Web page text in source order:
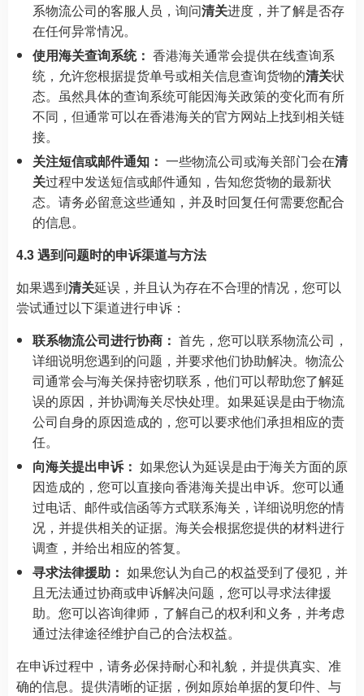
系物流公司的客服人员，询问清关进度，并了解是否存
在任何异常情况。
使用海关查询系统： 香港海关通常会提供在线查询系
统，允许您根据提货单号或相关信息查询货物的清关状
态。虽然具体的查询系统可能因海关政策的变化而有所
不同，但通常可以在香港海关的官方网站上找到相关链
接。
关注短信或邮件通知： 一些物流公司或海关部门会在清
关过程中发送短信或邮件通知，告知您货物的最新状
态。请务必留意这些通知，并及时回复任何需要您配合
的信息。
4.3 遇到问题时的申诉渠道与方法
如果遇到清关延误，并且认为存在不合理的情况，您可以
尝试通过以下渠道进行申诉：
联系物流公司进行协商： 首先，您可以联系物流公司，
详细说明您遇到的问题，并要求他们协助解决。物流公
司通常会与海关保持密切联系，他们可以帮助您了解延
误的原因，并协调海关尽快处理。如果延误是由于物流
公司自身的原因造成的，您可以要求他们承担相应的责
任。
向海关提出申诉： 如果您认为延误是由于海关方面的原
因造成的，您可以直接向香港海关提出申诉。您可以通
过电话、邮件或信函等方式联系海关，详细说明您的情
况，并提供相关的证据。海关会根据您提供的材料进行
调查，并给出相应的答复。
寻求法律援助： 如果您认为自己的权益受到了侵犯，并
且无法通过协商或申诉解决问题，您可以寻求法律援
助。您可以咨询律师，了解自己的权利和义务，并考虑
通过法律途径维护自己的合法权益。
在申诉过程中，请务必保持耐心和礼貌，并提供真实、准
确的信息。提供清晰的证据，例如原始单据的复印件、与